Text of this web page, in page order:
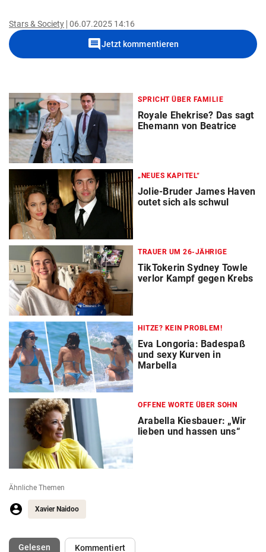
Stars & Society 06.07.2025 14:16
commentJetzt kommentieren
SPRICHT ÜBER FAMILIE
Royale Ehekrise? Das sagt
Ehemann von Beatrice
„NEUES KAPITEL“
Jolie-Bruder James Haven
outet sich als schwul
TRAUER UM 26-JÄHRIGE
TikTokerin Sydney Towle
verlor Kampf gegen Krebs
HITZE? KEIN PROBLEM!
Eva Longoria: Badespaß
und sexy Kurven in
Marbella
OFFENE WORTE ÜBER SOHN
Arabella Kiesbauer: „Wir
lieben und hassen uns“
Ähnliche Themen
Xavier Naidoo
Gelesen(ausgewählt)Kommentiert